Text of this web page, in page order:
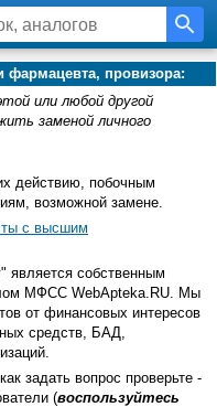
фармацевта, провизора:
или любой другой
заменой личного
действию, побочным
возможной замене.
с высшим
является собственным
МФСС WebApteka.RU. Мы
от финансовых интересов
средств, БАД,
задать вопрос проверьте -
(воспользуйтесь